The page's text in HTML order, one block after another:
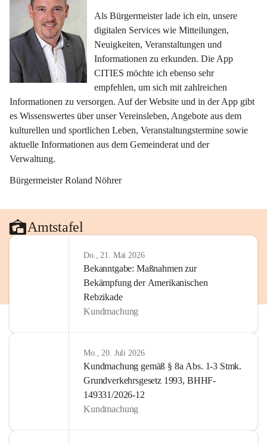
Als Bürgermeister lade ich ein, unsere
digitalen Services wie Mitteilungen,
Neuigkeiten, Veranstaltungen und
Informationen zu erkunden. Die App
CITIES möchte ich ebenso sehr
empfehlen, um sich mit zahlreichen
Informationen zu versorgen. Auf der Website und in der App gibt
es Wissenswertes über unser Vereinsleben, Angebote aus dem
kulturellen und sportlichen Leben, Veranstaltungstermine sowie
aktuelle Informationen aus dem Gemeinderat und der
Verwaltung.
Bürgermeister Roland Nöhrer
Amtstafel
Do., 21. Mai 2026
Bekanntgabe: Maßnahmen zur
Bekämpfung der Amerikanischen
Rebzikade
Kundmachung
Mo., 20. Juli 2026
Kundmachung gemäß § 8a Abs. 1-3 Stmk.
Grundverkehrsgesetz 1993, BHHF-
149331/2026-12
Kundmachung